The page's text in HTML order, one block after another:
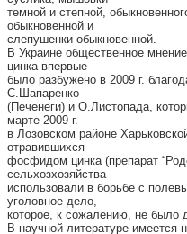
темной и степной,
обыкновенной и
слепушенки обыкновенной.
В Украине общественное
цинка впервые
было разбужено в 2009 г.
С.Шапаренко
(Печенеги) и О.Листопада,
марте 2009 г.
в Лозовском районе
отравившихся
фосфидом цинка (препарат
сельхозхозяйства
использовали в борьбе с
уголовное дело,
которое, к сожалению, не было
В научной литературе имеется